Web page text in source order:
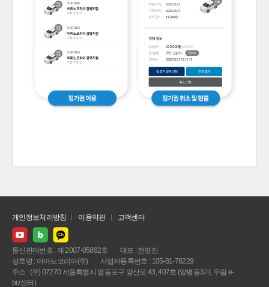
개인정보처리방침 이용약관 고객센터
통신판매번호 : 제 2007-05882호
대표 : 전명진
상호명 : 아마노코리아(주)
사업자등록번호 : 105-81-78229
주소 : (우) 07270 서울특별시 영등포구 양산로 43, 407호 (양평동3가, 우림 e-
biz센터)